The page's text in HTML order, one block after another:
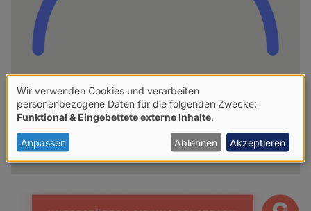
hpd
Weitere Artikel des Autoren
Verwendung
von
personenbezogenen
Daten
Wir verwenden Cookies und verarbeiten
personenbezogene Daten für die folgenden Zwecke:
Funktional & Eingebettete externe Inhalte.
Anpassen Ablehnen Akzeptieren